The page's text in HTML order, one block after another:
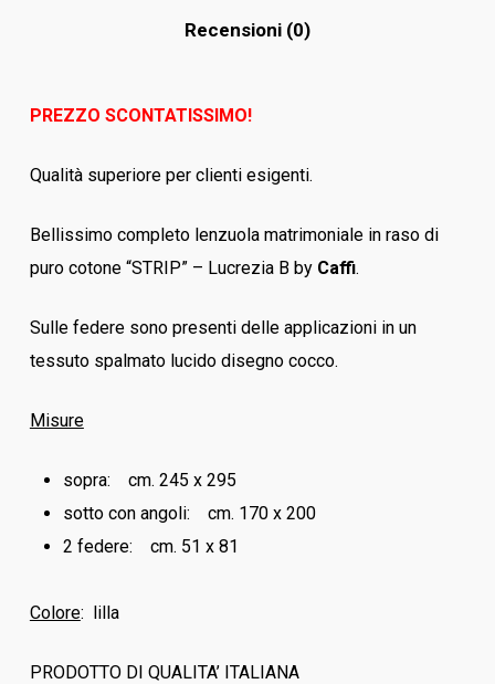
Recensioni (0)
PREZZO SCONTATISSIMO!
Qualità superiore per clienti esigenti.
Bellissimo completo lenzuola matrimoniale in raso di
puro cotone “STRIP” – Lucrezia B by Caffi.
Sulle federe sono presenti delle applicazioni in un
tessuto spalmato lucido disegno cocco.
Misure
sopra: cm. 245 x 295
sotto con angoli: cm. 170 x 200
2 federe: cm. 51 x 81
Colore: lilla
PRODOTTO DI QUALITA’ ITALIANA